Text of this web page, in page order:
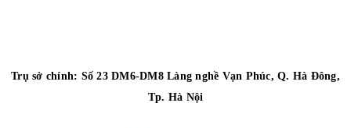
Trụ sở chính: Số 23 DM6-DM8 Làng nghề Vạn Phúc, Q. Hà Đông,
Tp. Hà Nội